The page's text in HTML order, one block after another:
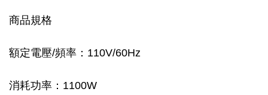
商品規格
額定電壓/頻率：110V/60Hz
消耗功率：1100W